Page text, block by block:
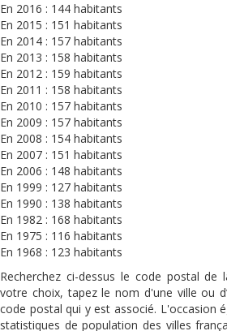
En 2016 : 144 habitants
En 2015 : 151 habitants
En 2014 : 157 habitants
En 2013 : 158 habitants
En 2012 : 159 habitants
En 2011 : 158 habitants
En 2010 : 157 habitants
En 2009 : 157 habitants
En 2008 : 154 habitants
En 2007 : 151 habitants
En 2006 : 148 habitants
En 1999 : 127 habitants
En 1990 : 138 habitants
En 1982 : 168 habitants
En 1975 : 116 habitants
En 1968 : 123 habitants
Recherchez ci-dessus le code postal de
votre choix, tapez le nom d'une ville ou
code postal qui y est associé. L'occasion
statistiques de population des villes